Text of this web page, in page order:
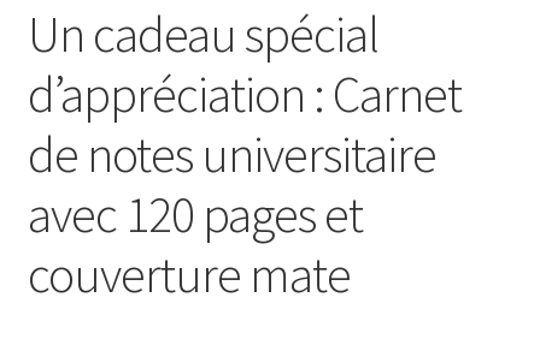
Un cadeau spécial
d’appréciation : Carnet
de notes universitaire
avec 120 pages et
couverture mate